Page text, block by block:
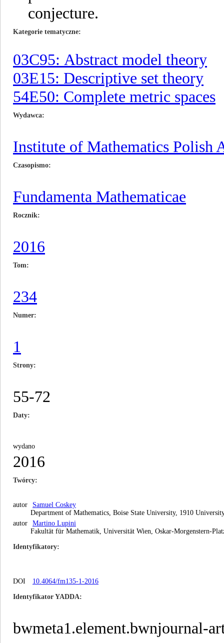
conjecture.
Kategorie tematyczne
03C95: Abstract model theory
03E15: Descriptive set theory
54E50: Complete metric spaces
Wydawca
Institute of Mathematics Polish
Czasopismo
Fundamenta Mathematicae
Rocznik
2016
Tom
234
Numer
1
Strony
55-72
Daty
wydano
2016
Twórcy
autor
Samuel Coskey
Department of Mathematics, Boise State University, 1910
autor
Martino Lupini
Fakultät für Mathematik, Universität Wien, Oskar-Morgenstern-
Identyfikatory
DOI 10.4064/fm135-1-2016
Identyfikator YADDA
bwmeta1.element.bwnjournal-